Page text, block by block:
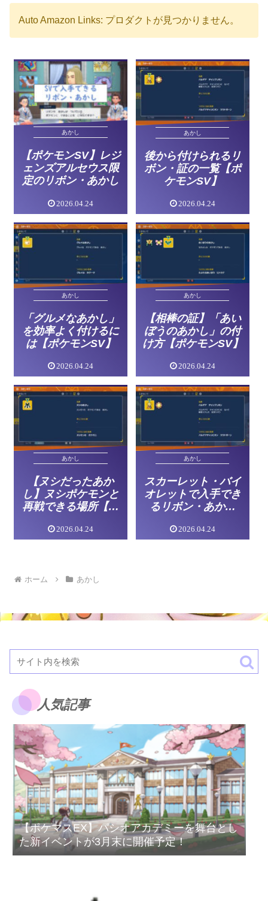
Auto Amazon Links: プロダクトが見つかりません。
あかし
【ポケモンSV】レジ
ェンズアルセウス限
定のリボン・あかし
2026.04.24
あかし
後から付けられるリ
ボン・証の一覧【ポ
ケモンSV】
2026.04.24
あかし
「グルメなあかし」
を効率よく付けるに
は【ポケモンSV】
2026.04.24
あかし
【相棒の証】「あい
ぼうのあかし」の付
け方【ポケモンSV】
2026.04.24
あかし
【ヌシだったあか
し】ヌシポケモンと
再戦できる場所【ポ
2026.04.24
あかし
スカーレット・バイ
オレットで入手でき
るリボン・あかし
2026.04.24
ホーム あかし
人気記事
【ポケマスEX】パシオアカデミーを舞台とし
た新イベントが3月末に開催予定！